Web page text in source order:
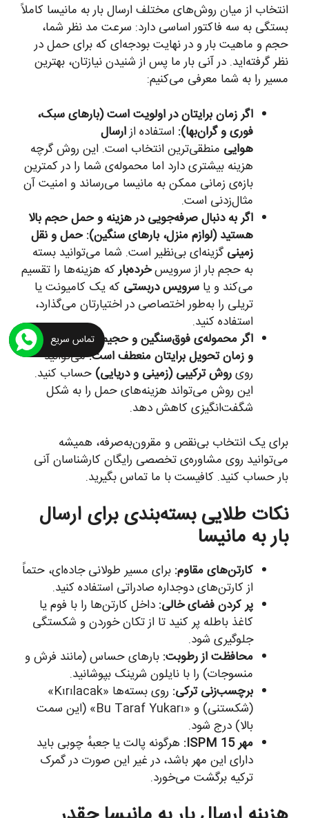
انتخاب از میان روش‌های مختلف ارسال بار به مانیسا کاملاً
بستگی به سه فاکتور اساسی دارد: سرعت مد نظر شما،
حجم و ماهیت بار و در نهایت بودجه‌ای که برای حمل در
نظر گرفته‌اید. در آنی بار ما پس از شنیدن نیازتان، بهترین
مسیر را به شما معرفی می‌کنیم:
اگر زمان برایتان در اولویت است (بارهای سبک،
فوری و گران‌بها): استفاده ازارسال
هوایی منطقی‌ترین انتخاب است. این روش گرچه
هزینه بیشتری دارد اما محموله‌ی شما را در کمترین
بازه‌ی زمانی ممکن به مانیسا می‌رساند و امنیت آن
مثال‌زدنی است.
اگر به دنبال صرفه‌جویی در هزینه و حمل حجم بالا
هستید (لوازم منزل، بارهای سنگین): حمل و نقل
زمینی گزینه‌ای بی‌نظیر است. شما می‌توانید بسته
به حجم بار از سرویسخرده‌بارکه هزینه‌ها را تقسیم
می‌کند و یا سرویس دربستی که یک کامیونت یا
تریلی را به‌طور اختصاصی در اختیارتان می‌گذارد،
استفاده کنید.
اگر محموله‌ی فوق‌سنگین و حجیم با حجم بالا دارید
و زمان تحویل برایتان منعطف است:می‌توانید
رویروش ترکیبی (زمینی و دریایی) حساب کنید.
این روش می‌تواند هزینه‌های حمل را به شکل
شگفت‌انگیزی کاهش دهد.
برای یک انتخاب بی‌نقص و مقرون‌به‌صرفه، همیشه
می‌توانید روی مشاوره‌ی تخصصی رایگان کارشناسان آنی
بار حساب کنید. کافیست با ما تماس بگیرید.
نکات طلایی بسته‌بندی برای ارسال
بار به مانیسا
کارتن‌های مقاوم: برای مسیر طولانی جاده‌ای، حتماً
از کارتن‌های دوجداره صادراتی استفاده کنید.
پر کردن فضای خالی: داخل کارتن‌ها را با فوم یا
کاغذ باطله پر کنید تا از تکان خوردن و شکستگی
جلوگیری شود.
محافظت از رطوبت: بارهای حساس (مانند فرش و
منسوجات) را با نایلون شرینک بپوشانید.
برچسب‌زنی ترکی:
روی بسته‌ها «Kırılacak»
(شکستنی) و «Bu Taraf Yukarı» (این سمت
بالا) درج شود.
مهر ISPM 15:
هرگونه پالت یا جعبهٔ چوبی باید
دارای این مهر باشد، در غیر این صورت در گمرک
ترکیه برگشت می‌خورد.
تماس سریع